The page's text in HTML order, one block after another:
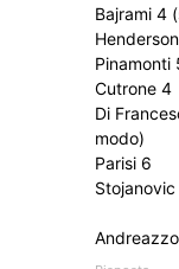
Bajrami 4
Pinamonti
Cutrone 4
Di
modo)
Parisi 6